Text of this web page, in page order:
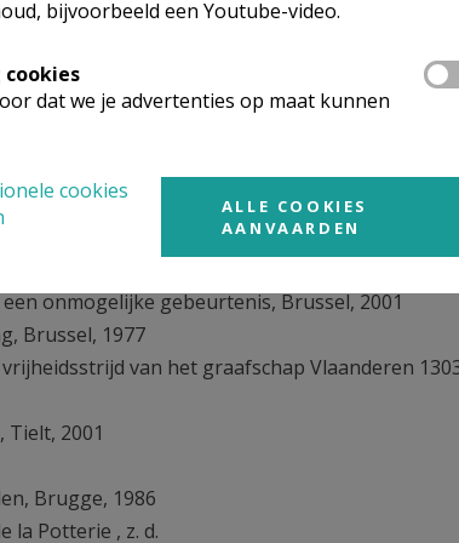
Leuven, 2002
guldensporenslag, Antwerpen, 2002
K. Van Quathem en S. Verbeeck, Waar is de
1997-1999, 21 delen
in: Van Blindekens naar de Potterie, Brugge,
van Dampierre 1244-1384’, in: Algemene
Waslichtmakers, te Brugge, Brugge, 1909
onmogelijke gebeurtenis, Brussel, 2001
Brussel, 1977
van het graafschap Vlaanderen
Tielt, 2001
Brugge, 1986
la Potterie , z. d.
bijvoorbeeld een Youtube-video.
dat we je advertenties op maat kunnen
cookies
ALLE COOKIES
AANVAARDEN